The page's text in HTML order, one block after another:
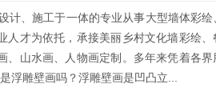
、施工于一体的专业从事大型墙体彩绘
人才为依托，承接美丽乡村文化墙彩绘、
、山水画、人物画定制。多年来凭着各界
浮雕壁画吗？浮雕壁画是凹凸立...